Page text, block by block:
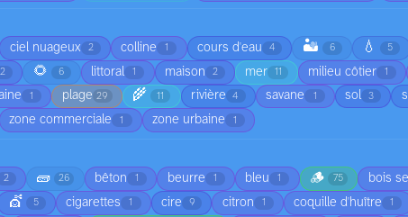
ciel nuageux 2 colline 1 cours d'eau 4 🏜️ 6 💧 5
2 🌻 6 littoral 1 maison 2 mer 11 milieu côtier 1
1 plage 29 🌾 11 rivière 4 savane 1 sol 3
zone commerciale 1 zone urbaine 1
2 🧱 26 bêton 1 beurre 1 bleu 1 🪵 75 bois
💇 5 cigarettes 1 cire 9 citron 1 coquille d'huître 1